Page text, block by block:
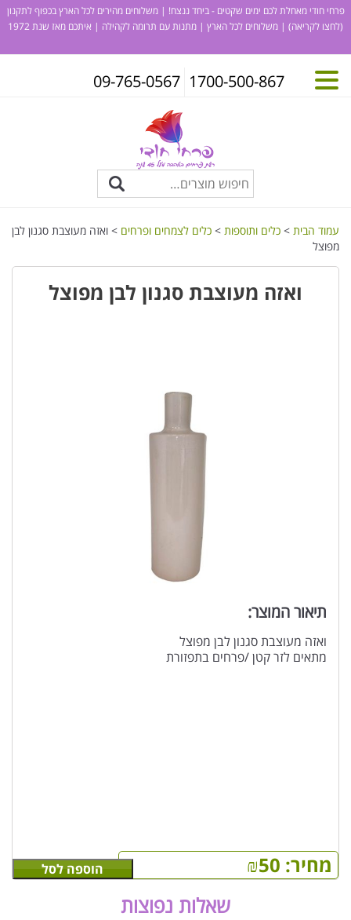
פרחי חודי מאחלת לכם ימים שקטים - ביחד ננצח! | משלוחים מהירים לכל הארץ בכפוף לתקנון
(לחצו לקריאה) | משלוחים לכל הארץ | מתנות עם תרומה לקהילה | איתכם מאז שנת 1972
1700-500-867
09-765-0567
עמוד הבית > כלים ותוספות > כלים לצמחים ופרחים > ואזה מעוצבת סגנון לבן
מפוצל
ואזה מעוצבת סגנון לבן מפוצל
תיאור המוצר:
ואזה מעוצבת סגנון לבן מפוצל
מתאים לזר קטן /פרחים בתפזורת
מחיר: ₪50 הוספה לסל
שאלות נפוצות